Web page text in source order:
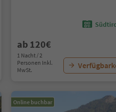
ab 120€
1 Nacht / 2
Personen Inkl.
MwSt.
Online buchbar